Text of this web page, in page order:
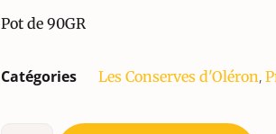
Pot de 90GR
Catégories Les Conserves d'Oléron,